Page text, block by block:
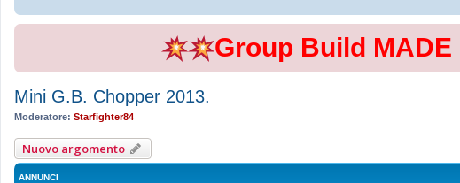
Group Build MADE
Mini G.B. Chopper 2013.
Moderatore: Starfighter84
Nuovo argomento
ANNUNCI